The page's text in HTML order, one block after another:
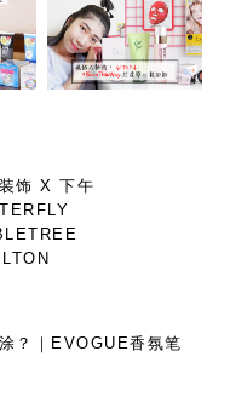
来
大挑战，用
ALTHEA BORN
THIS WAY
BEAUTY BOX打造
饰 X 下午
？｜EVOGUE香氛笔